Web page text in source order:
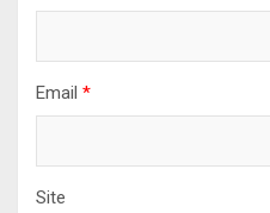
Email *
Site